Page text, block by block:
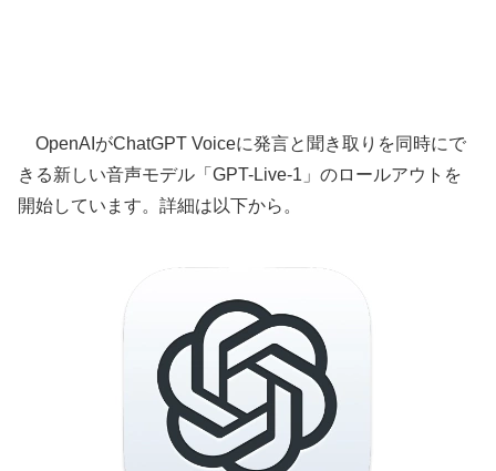
OpenAIがChatGPT Voiceに発言と聞き取りを同時にで
きる新しい音声モデル「GPT-Live-1」のロールアウトを
開始しています。詳細は以下から。